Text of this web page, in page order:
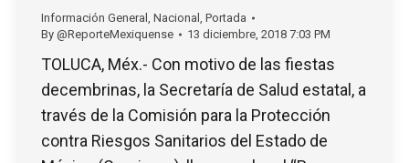
Información General , Nacional , Portada
By @ReporteMexiquense 13 diciembre, 2018 7:03 PM
TOLUCA, Méx.- Con motivo de las fiestas
decembrinas, la Secretaría de Salud estatal, a
través de la Comisión para la Protección
contra Riesgos Sanitarios del Estado de